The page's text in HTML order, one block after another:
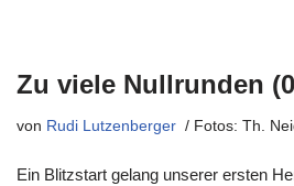
Zu viele Nullrunden
von Rudi Lutzenberger
Ein Blitzstart gelang unserer ersten